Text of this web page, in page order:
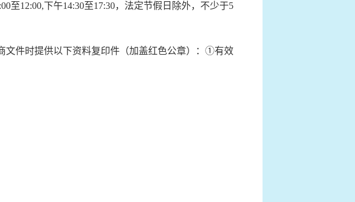
至12:00,下午14:30至17:30，法定节假日除外，不少于5
件时提供以下资料复印件（加盖红色公章）：①有效